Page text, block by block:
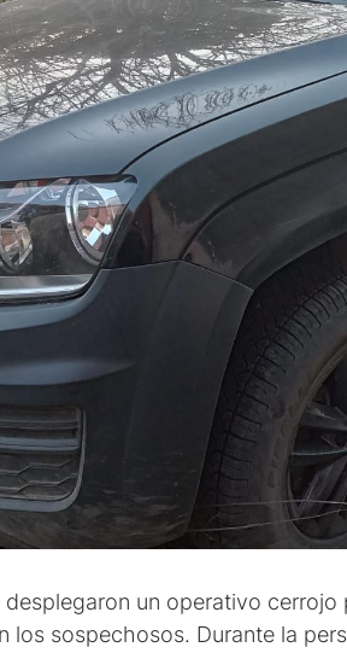
un operativo
los sospechosos. Durante la